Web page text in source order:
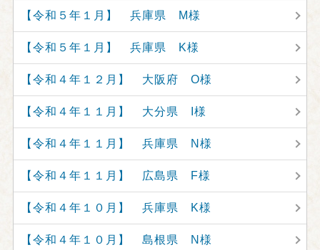
【令和５年１月】 兵庫県 M様
【令和５年１月】 兵庫県 K様
【令和４年１２月】 大阪府 O様
【令和４年１１月】 大分県 I様
【令和４年１１月】 兵庫県 N様
【令和４年１１月】 広島県 F様
【令和４年１０月】 兵庫県 K様
【令和４年１０月】 島根県 N様